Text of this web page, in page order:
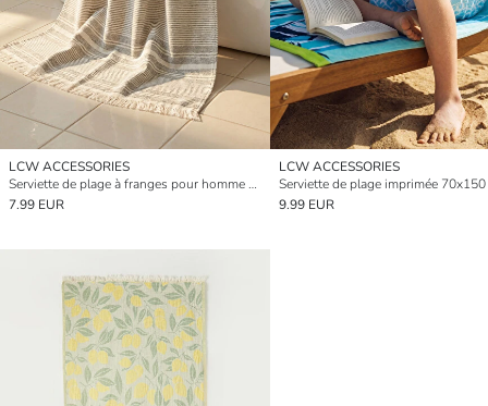
LCW ACCESSORIES
Serviette de plage à franges pour homme 70x150 cm
7.99 EUR
LCW ACCESSORIES
Serviette de plage imprimée
9.99 EUR